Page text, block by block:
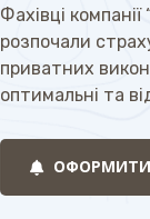
Фахівці
розпочали
приватних
оптимальні та
ОФОРМИТИ